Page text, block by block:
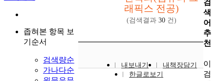
좁혀본 항목 보
기순서
검색량순
가나다순
래픽스 전공)
(검색결과 30 건)
내보내기
내책장담기
한글로보기
검
색
어
추
천
이
검